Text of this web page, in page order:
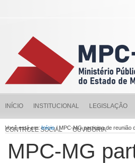
INÍCIO INSTITUCIONAL LEGISLAÇÃO
CONTROLE SOCIAL OUVIDORIA
Você está em:Início/ MPC-MG participa de reunião
MPC-MG